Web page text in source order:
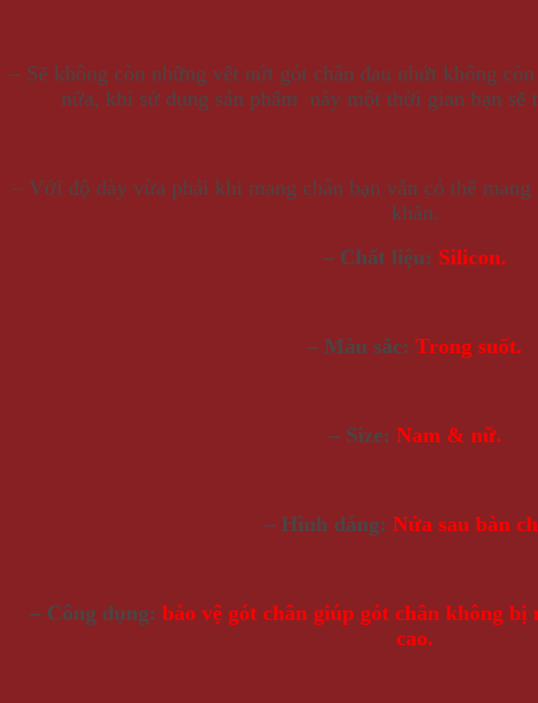
– Sẽ không còn những vết nứt gót chân đau nhứt không
nữa, khi sử dụng sản phẩm này một thời gian bạn sẽ
– Với độ dày vừa phải khi mang chân bạn vẫn có thể
khăn.
– Chất liệu: Silicon.
– Màu sắc:Trong suốt.
– Size: Nam & nữ.
– Hình dáng: Nửa sau bàn
– Công dụng: bảo vệ gót chân giúp gót chân không
cao.